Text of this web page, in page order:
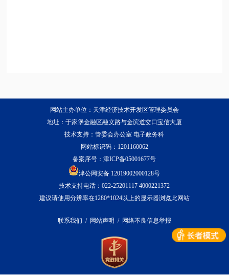
网站主办单位：天津经济技术开发区管理委员会
地址：于家堡金融区融义路与金滨道交口宝信大厦
技术支持：管委会办公室 电子政务科
网站标识码：1201160062
备案序号：津ICP备05001677号
津公网安备 12019002000128号
技术支持电话：022-25201117 4000221372
建议请使用分辨率在1280*1024以上的显示器浏览此网站
联系我们 / 网站声明 / 网络不良信息举报